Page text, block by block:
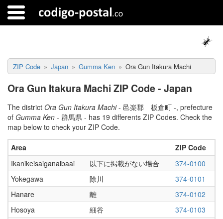
ZIP Code Japan Gumma Ken Ora Gun Itakura Machi
Ora Gun Itakura Machi ZIP Code - Japan
The district Ora Gun Itakura Machi- 邑楽郡 板倉町 -, prefecture
of Gumma Ken - 群馬県 - has 19 differents ZIP Codes. Check the
map below to check your ZIP Code.
Area
ZIP Code
Ikanikeisaiganaibaai
以下に掲載がない場合
374-0100
Yokegawa
除川
374-0101
Hanare
離
374-0102
Hosoya
細谷
374-0103